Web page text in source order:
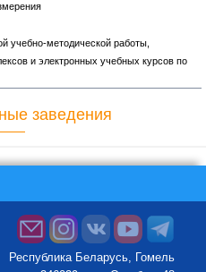
учебно-методической работы,
и электронных учебных курсов по
заведения
Республика Беларусь, Гомель